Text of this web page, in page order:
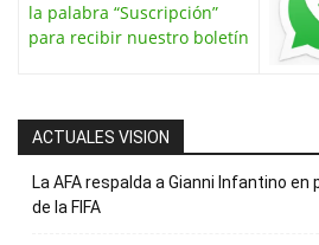
la palabra “Suscripción”
para recibir nuestro boletín
ACTUALES VISION
La AFA respalda a Gianni Infantino en
de la FIFA